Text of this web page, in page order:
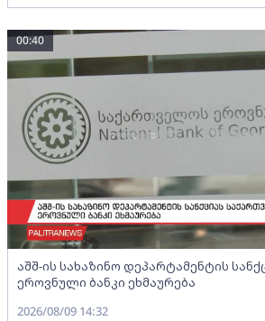
აშშ-ის სახაზინო დეპარტამენტის
ეროვნული ბანკი ეხმაურება
00:40
2026/08/09 14:32